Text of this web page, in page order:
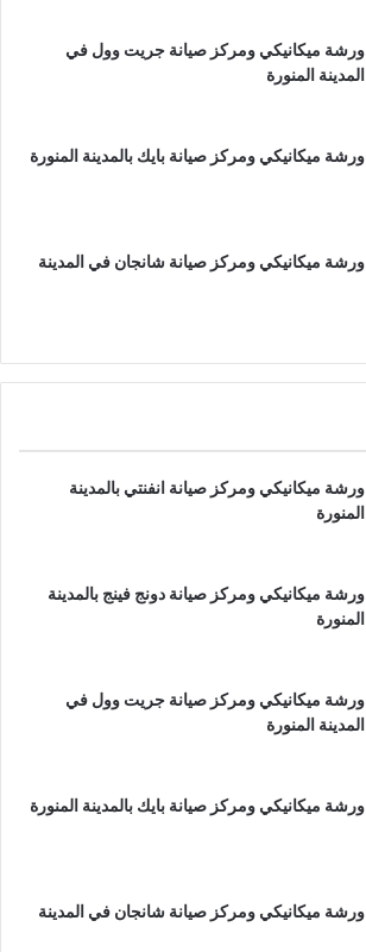
ورشة ميكانيكي ومركز صيانة جريت وول في
المدينة المنورة
ورشة ميكانيكي ومركز صيانة بايك بالمدينة المنورة
ورشة ميكانيكي ومركز صيانة شانجان في المدينة
ورشة ميكانيكي ومركز صيانة انفنتي بالمدينة
المنورة
ورشة ميكانيكي ومركز صيانة دونج فينج بالمدينة
المنورة
ورشة ميكانيكي ومركز صيانة جريت وول في
المدينة المنورة
ورشة ميكانيكي ومركز صيانة بايك بالمدينة المنورة
ورشة ميكانيكي ومركز صيانة شانجان في المدينة